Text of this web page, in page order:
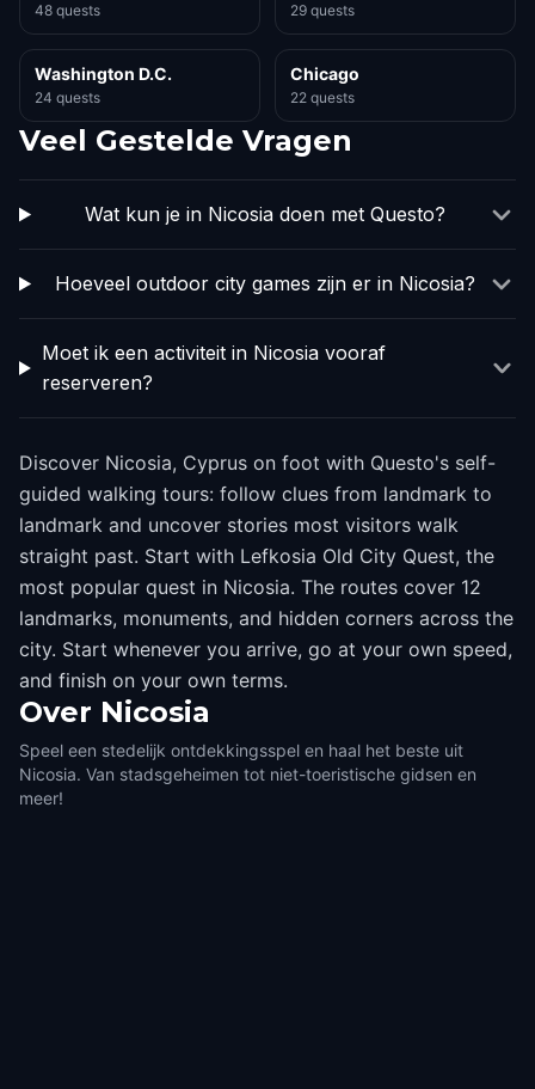
48 quests 29 quests
Washington D.C.
24 quests
Chicago
22 quests
Veel Gestelde Vragen
Wat kun je in Nicosia doen met Questo?
Hoeveel outdoor city games zijn er in Nicosia?
Moet ik een activiteit in Nicosia vooraf
reserveren?
Discover Nicosia, Cyprus on foot with Questo's self-
guided walking tours: follow clues from landmark to
landmark and uncover stories most visitors walk
straight past. Start with Lefkosia Old City Quest, the
most popular quest in Nicosia. The routes cover 12
landmarks, monuments, and hidden corners across the
city. Start whenever you arrive, go at your own speed,
and finish on your own terms.
Over Nicosia
Speel een stedelijk ontdekkingsspel en haal het beste uit
Nicosia. Van stadsgeheimen tot niet-toeristische gidsen en
meer!